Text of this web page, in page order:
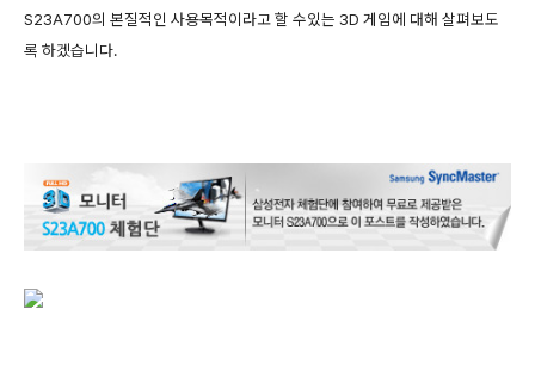
S23A700의 본질적인 사용목적이라고 할 수있는 3D 게임에 대해 살펴보도
록 하겠습니다.